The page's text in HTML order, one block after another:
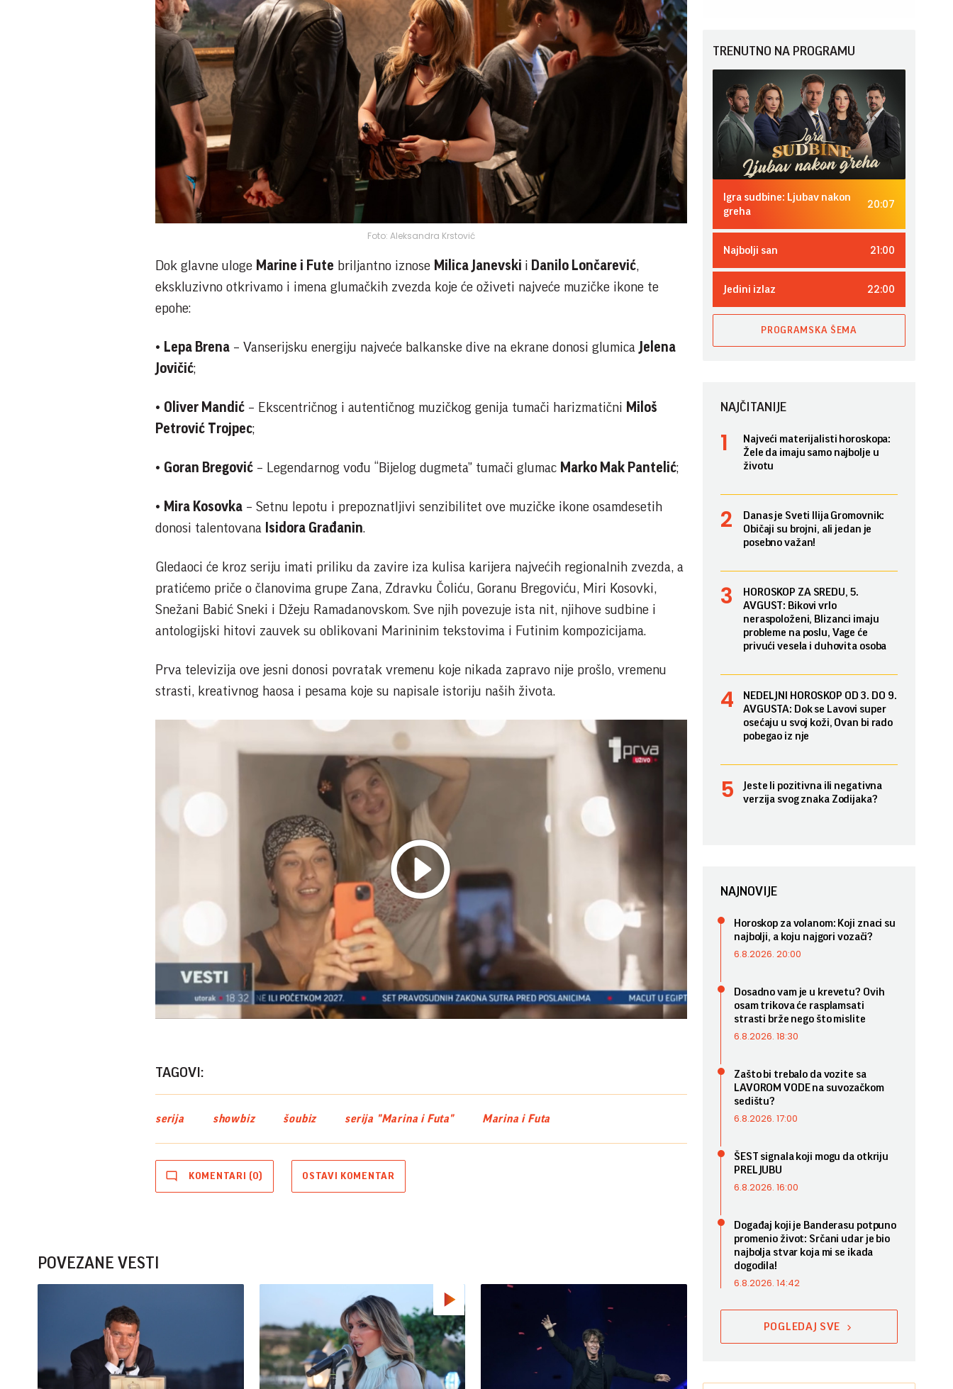
Foto: Aleksandra Krstović
Dok glavne uloge Marine i Fute briljantno iznose Milica Janevski i Danilo Lončarević,
ekskluzivno otkrivamo i imena glumačkih zvezda koje će oživeti najveće muzičke ikone te
epohe:
• Lepa Brena – Vanserijsku energiju najveće balkanske dive na ekrane donosi glumica Jelena
Jovičić;
• Oliver Mandić – Ekscentričnog i autentičnog muzičkog genija tumači harizmatični Miloš
Petrović Trojpec;
• Goran Bregović – Legendarnog vođu “Bijelog dugmeta” tumači glumac Marko Mak Pantelić;
• Mira Kosovka – Setnu lepotu i prepoznatljivi senzibilitet ove muzičke ikone osamdesetih
donosi talentovana Isidora Građanin.
Gledaoci će kroz seriju imati priliku da zavire iza kulisa karijera najvećih regionalnih zvezda, a
pratićemo priče o članovima grupe Zana, Zdravku Čoliću, Goranu Bregoviću, Miri Kosovki,
Snežani Babić Sneki i Džeju Ramadanovskom. Sve njih povezuje ista nit, njihove sudbine i
antologijski hitovi zauvek su oblikovani Marininim tekstovima i Futinim kompozicijama.
Prva televizija ove jesni donosi povratak vremenu koje nikada zapravo nije prošlo, vremenu
strasti, kreativnog haosa i pesama koje su napisale istoriju naših života.
Play
Video
TAGOVI:
serija showbiz šoubiz serija "Marina i Futa" Marina i Futa
KOMENTARI (0) OSTAVI KOMENTAR
POVEZANE VESTI
TRENUTNO NA PROGRAMU
Igra sudbine: Ljubav nakon
greha
20:07
Najbolji san 21:00
Jedini izlaz 22:00
PROGRAMSKA ŠEMA
NAJČITANIJE
Najveći materijalisti horoskopa:
Žele da imaju samo najbolje u
životu
Danas je Sveti Ilija Gromovnik:
Običaji su brojni, ali jedan je
posebno važan!
HOROSKOP ZA SREDU, 5.
AVGUST: Bikovi vrlo
neraspoloženi, Blizanci imaju
probleme na poslu, Vage će
privući vesela i duhovita osoba
NEDELJNI HOROSKOP OD 3. DO 9.
AVGUSTA: Dok se Lavovi super
osećaju u svoj koži, Ovan bi rado
pobegao iz nje
Jeste li pozitivna ili negativna
verzija svog znaka Zodijaka?
NAJNOVIJE
Horoskop za volanom: Koji znaci su
najbolji, a koju najgori vozači?
6.8.2026. 20:00
Dosadno vam je u krevetu? Ovih
osam trikova će rasplamsati
strasti brže nego što mislite
6.8.2026. 18:30
Zašto bi trebalo da vozite sa
LAVOROM VODE na suvozačkom
sedištu?
6.8.2026. 17:00
ŠEST signala koji mogu da otkriju
PRELJUBU
6.8.2026. 16:00
Događaj koji je Banderasu potpuno
promenio život: Srčani udar je bio
najbolja stvar koja mi se ikada
dogodila!
6.8.2026. 14:42
POGLEDAJ SVE